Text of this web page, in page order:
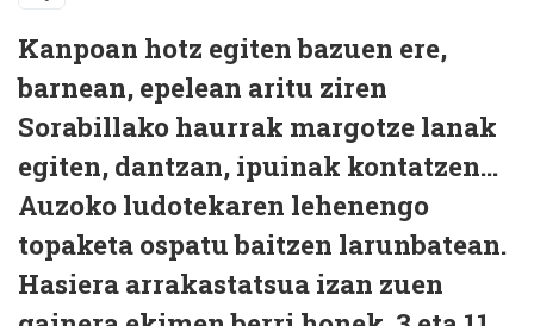
Kanpoan hotz egiten bazuen ere,
barnean, epelean aritu ziren
Sorabillako haurrak margotze lanak
egiten, dantzan, ipuinak kontatzen…
Auzoko ludotekaren lehenengo
topaketa ospatu baitzen larunbatean.
Hasiera arrakastatsua izan zuen